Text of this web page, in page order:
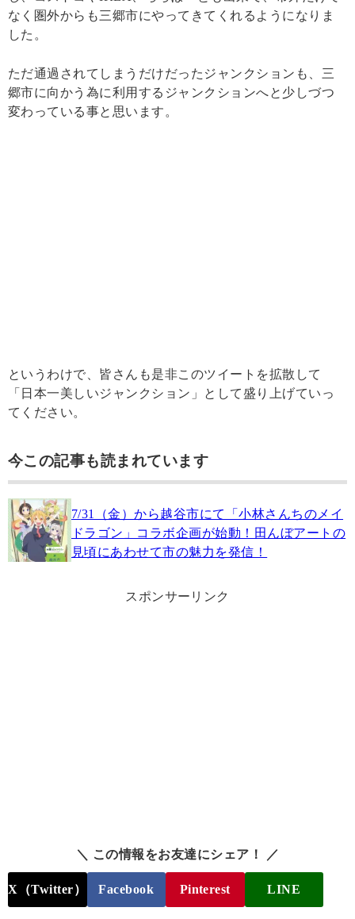
なく圏外からも三郷市にやってきてくれるようになりま
した。
ただ通過されてしまうだけだったジャンクションも、三
郷市に向かう為に利用するジャンクションへと少しづつ
変わっている事と思います。
というわけで、皆さんも是非このツイートを拡散して
「日本一美しいジャンクション」として盛り上げていっ
てください。
今この記事も読まれています
7/31（金）から越谷市にて「小林さんちのメイ
ドラゴン」コラボ企画が始動！田んぼアートの
見頃にあわせて市の魅力を発信！
スポンサーリンク
＼ この情報をお友達にシェア！ ／
X（Twitter） Facebook Pinterest LINE